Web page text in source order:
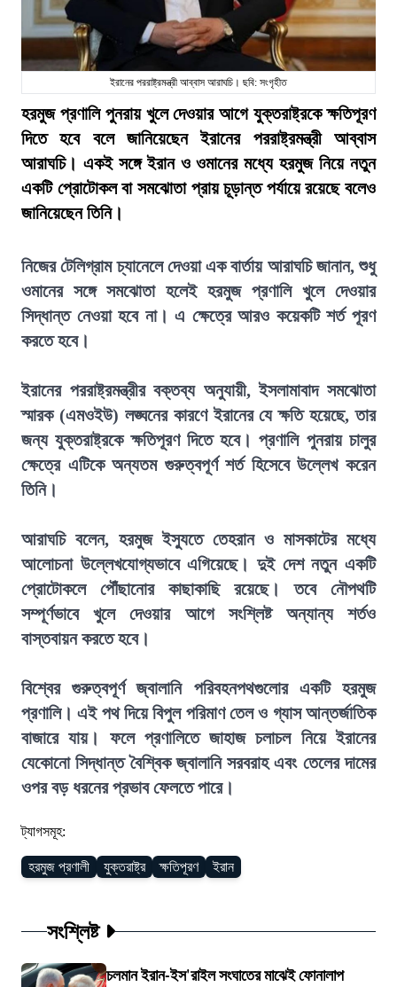
ইরানের পররাষ্ট্রমন্ত্রী আব্বাস আরাঘচি। ছবি: সংগৃহীত
হরমুজ প্রণালি পুনরায় খুলে দেওয়ার আগে যুক্তরাষ্ট্রকে ক্ষতিপূরণ
দিতে হবে বলে জানিয়েছেন ইরানের পররাষ্ট্রমন্ত্রী আব্বাস
আরাঘচি। একই সঙ্গে ইরান ও ওমানের মধ্যে হরমুজ নিয়ে নতুন
একটি প্রোটোকল বা সমঝোতা প্রায় চূড়ান্ত পর্যায়ে রয়েছে বলেও
জানিয়েছেন তিনি।
নিজের টেলিগ্রাম চ্যানেলে দেওয়া এক বার্তায় আরাঘচি জানান, শুধু
ওমানের সঙ্গে সমঝোতা হলেই হরমুজ প্রণালি খুলে দেওয়ার
সিদ্ধান্ত নেওয়া হবে না। এ ক্ষেত্রে আরও কয়েকটি শর্ত পূরণ
করতে হবে।
ইরানের পররাষ্ট্রমন্ত্রীর বক্তব্য অনুযায়ী, ইসলামাবাদ সমঝোতা
স্মারক (এমওইউ) লঙ্ঘনের কারণে ইরানের যে ক্ষতি হয়েছে, তার
জন্য যুক্তরাষ্ট্রকে ক্ষতিপূরণ দিতে হবে। প্রণালি পুনরায় চালুর
ক্ষেত্রে এটিকে অন্যতম গুরুত্বপূর্ণ শর্ত হিসেবে উল্লেখ করেন
তিনি।
আরাঘচি বলেন, হরমুজ ইস্যুতে তেহরান ও মাসকাটের মধ্যে
আলোচনা উল্লেখযোগ্যভাবে এগিয়েছে। দুই দেশ নতুন একটি
প্রোটোকলে পৌঁছানোর কাছাকাছি রয়েছে। তবে নৌপথটি
সম্পূর্ণভাবে খুলে দেওয়ার আগে সংশ্লিষ্ট অন্যান্য শর্তও
বাস্তবায়ন করতে হবে।
বিশ্বের গুরুত্বপূর্ণ জ্বালানি পরিবহনপথগুলোর একটি হরমুজ
প্রণালি। এই পথ দিয়ে বিপুল পরিমাণ তেল ও গ্যাস আন্তর্জাতিক
বাজারে যায়। ফলে প্রণালিতে জাহাজ চলাচল নিয়ে ইরানের
যেকোনো সিদ্ধান্ত বৈশ্বিক জ্বালানি সরবরাহ এবং তেলের দামের
ওপর বড় ধরনের প্রভাব ফেলতে পারে।
ট্যাগসমূহ:
হরমুজ প্রণালী যুক্তরাষ্ট্র ক্ষতিপূরণ ইরান
সংশ্লিষ্ট
চলমান ইরান-ইস'রাইল সংঘাতের মাঝেই ফোনালাপ